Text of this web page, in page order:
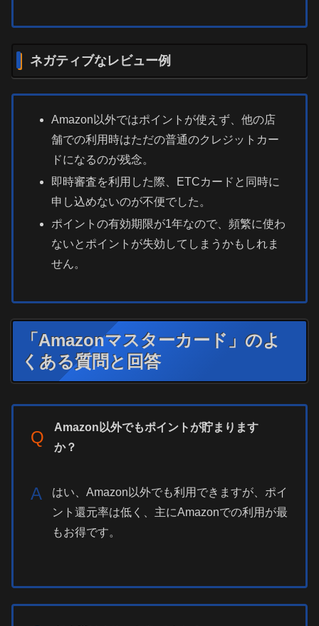
ネガティブなレビュー例
Amazon以外ではポイントが使えず、他の店
舗での利用時はただの普通のクレジットカー
ドになるのが残念。
即時審査を利用した際、ETCカードと同時に
申し込めないのが不便でした。
ポイントの有効期限が1年なので、頻繁に使わ
ないとポイントが失効してしまうかもしれま
せん。
「Amazonマスターカード」のよ
くある質問と回答
Q
Amazon以外でもポイントが貯まります
か？
A
はい、Amazon以外でも利用できますが、ポイ
ント還元率は低く、主にAmazonでの利用が最
もお得です。